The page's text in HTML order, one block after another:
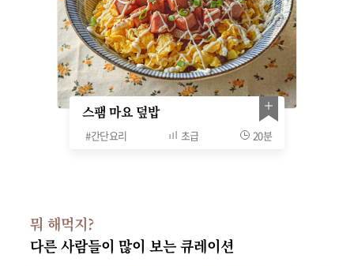
스팸 마요 덮밥
#간단요리 초급 20분
뭐 해먹지?
다른 사람들이 많이 보는 큐레이션